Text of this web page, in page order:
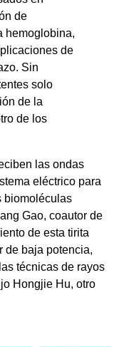
de
hemoglobina,
de
Sin
solo
de la
de los
las ondas
eléctrico para
biomoléculas
Gao, coautor de
de esta tirita
de baja potencia,
técnicas de rayos
Hongjie Hu, otro